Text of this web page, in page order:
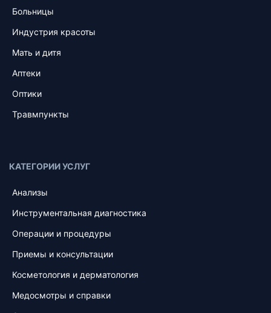
Больницы
Индустрия красоты
Мать и дитя
Аптеки
Оптики
Травмпункты
КАТЕГОРИИ УСЛУГ
Анализы
Инструментальная диагностика
Операции и процедуры
Приемы и консультации
Косметология и дерматология
Медосмотры и справки